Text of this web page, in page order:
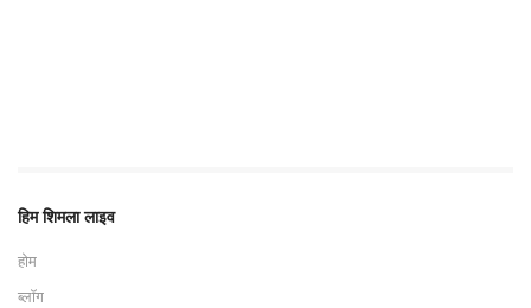
हिम शिमला लाइव
होम
ब्लॉग